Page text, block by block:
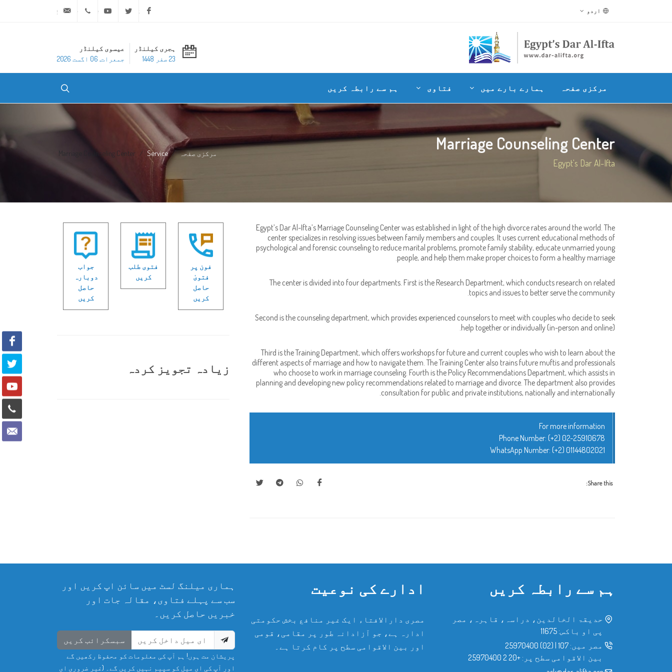
اردو Facebook
Twitter
Youtube
ہجری کیلنڈر
23 صفر 1448
عیسوی کیلنڈر
جمعرات, 06 اگست 2026
مرکزی صفحہ ہمارے بارے میں فتاوی ہم سے رابطہ کریں
Marriage Counseling Center
Egypt's Dar Al-Ifta
مرکزی صفحہ Service
Marriage Counseling Center
Egypt’s Dar Al-Ifta’s Marriage Counseling Center was established in light of the high divorce rates around the world. The
center specializes in resolving issues between family members and couples. It uses current educational methods of
psychological and forensic counseling to reduce marital problems, promote family stability, educate unmarried young
people, and help them make proper choices to form a healthy marriage.
The center is divided into four departments. First is the Research Department, which conducts research on related
topics and issues to better serve the community.
Second is the counseling department, which provides experienced counselors to meet with couples who decide to seek
help together or individually (in-person and online).
Third is the Training Department, which offers workshops for future and current couples who wish to learn about the
different aspects of marriage and how to navigate them. The Training Center also trains future muftis and professionals
who choose to work in marriage counseling. Fourth is the Policy Recommendations Department, which assists in
planning and developing new policy recommendations related to marriage and divorce. The department also provides
consultation for public and private institutions, nationally and internationally.
For more information
Phone Number: (+2) 02-25910678
WhatsApp Number: (+2) 01144802021
Share this:
فون پر
فتویٰ
حاصل
کریں
فتوی طلب
کریں
جواب
دوبارہ
حاصل
کریں
زیادہ تجویز کردہ
ہم سے رابطہ کریں
حدیقۃ الخالدین، دراسہ، قاہرہ، مصر
پی او باکس: 11675
مصر میں: 107
(02) 25970400
بین الاقوامی سطح پر: +20 2 25970400
ادارے کی نوعیت
مصری دارالافتاء ایک غیر منافع بخش حکومتی
ادارہ ہے، جو آزادانہ طور پر مقامی، قومی
اور بین الاقوامی سطح پر کام کرتا ہے۔
ہماری میلنگ لسٹ میں سائن اپ کریں اور
سب سے پہلے فتاوی، مقالہ جات اور
خبریں حاصل کریں۔
سبسکرائب کریں
پریشان مت ہوں! ہم آپ کی معلومات کو محفوظ رکھیں گے
اور آپ کی ای میل کو سپیم نہیں کریں گے۔ (غیر ضروری ای